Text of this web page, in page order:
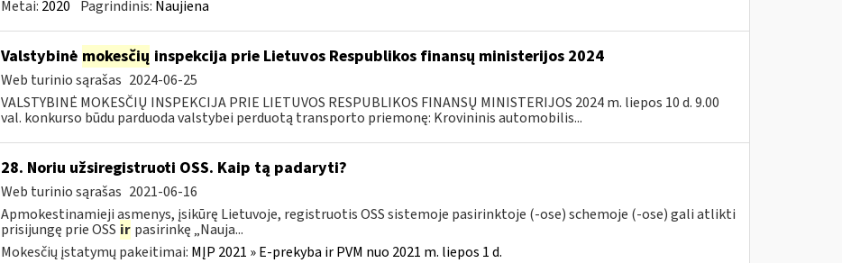
Metai: 2020 Pagrindinis: Naujiena
Valstybinė mokesčių inspekcija prie Lietuvos Respublikos finansų ministerijos 2024
Web turinio sąrašas 2024-06-25
VALSTYBINĖ MOKESČIŲ INSPEKCIJA PRIE LIETUVOS RESPUBLIKOS FINANSŲ MINISTERIJOS 2024 m. liepos 10 d. 9.00
val. konkurso būdu parduoda valstybei perduotą transporto priemonę: Krovininis automobilis...
28. Noriu užsiregistruoti OSS. Kaip tą padaryti?
Web turinio sąrašas 2021-06-16
Apmokestinamieji asmenys, įsikūrę Lietuvoje, registruotis OSS sistemoje pasirinktoje (-ose) schemoje (-ose) gali atlikti
prisijungę prie OSS ir pasirinkę „Nauja...
Mokesčių įstatymų pakeitimai: MĮP 2021 » E-prekyba ir PVM nuo 2021 m. liepos 1 d.